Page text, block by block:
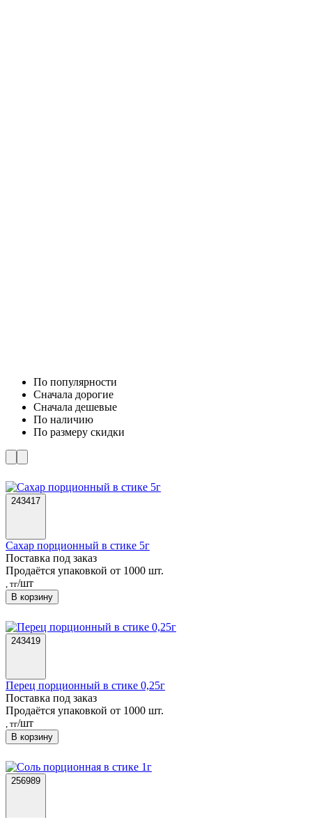
По популярности
Cначала дорогие
Cначала дешевые
По наличию
По размеру скидки
243417
Сахар порционный в стике 5г
Поставка под заказ
Продаётся упаковкой от 1000 шт.
, тг/шт
В корзину
243419
Перец порционный в стике 0,25г
Поставка под заказ
Продаётся упаковкой от 1000 шт.
, тг/шт
В корзину
256989